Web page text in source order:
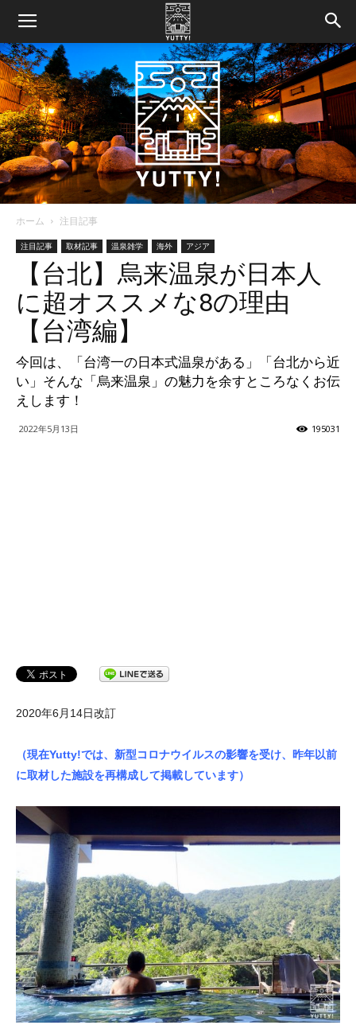
Yutty!
【ユ
ッ
ホーム 注目記事
注目記事 取材記事 温泉雑学 海外 アジア
【台北】烏来温泉が日本人
に超オススメな8の理由
【台湾編】
今回は、「台湾一の日本式温泉がある」「台北から近
い」そんな「烏来温泉」の魅力を余すところなくお伝
えします！
2022年5月13日 195031
2020年6月14日改訂
（現在Yutty!では、新型コロナウイルスの影響を受け、昨年以前
に取材した施設を再構成して掲載しています）